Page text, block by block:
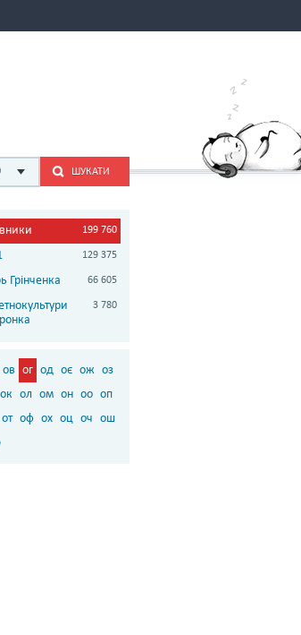
ШУКАТИ
199 760
129 375
Грінченка 66 605
3 780
ов ог од оє ож оз
ок ол ом он оо оп
от оф ох оц оч ош